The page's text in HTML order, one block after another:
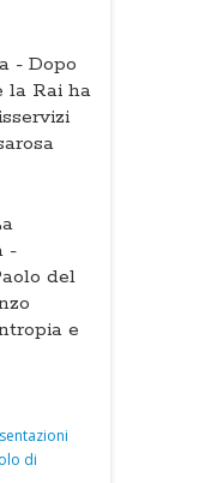
- Dopo
la Rai ha
-
del
e